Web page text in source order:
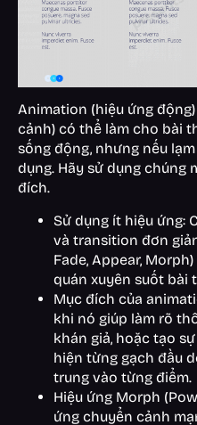
Animation (hiệu ứng
cảnh) có thể làm cho bài
sống động, nhưng nếu
dụng. Hãy sử dụng chúng
đích.
Sử dụng ít hiệu ứng:
và transition đơn
Fade, Appear,
quán xuyên suốt bài
Mục đích của
khi nó giúp làm rõ
khán giả, hoặc tạo
hiện từng gạch đầu
trung vào từng điểm.
Hiệu ứng Morph
ứng chuyển cảnh